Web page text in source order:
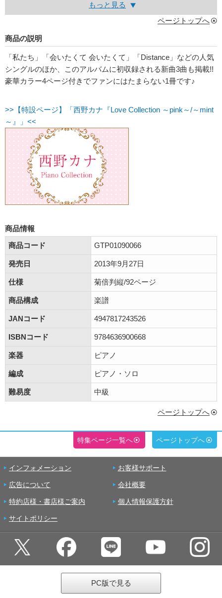
もっと見る
ページトップへ
商品の説明
「私たち」「会いたくて 会いたくて」「Distance」などの人気
シングルのほか、このアルバムに初収録される新曲3曲も掲載!!
豪華カラー4ページ付きでファンにはたまらない1冊です♪
>>【特設ページ】「西野カナ『Love Collection ～pink～/～mint
～』」<<
商品情報
商品コード
GTP01090066
発売日 2013年9月27日
仕様 菊倍判縦/92ページ
商品構成 楽譜
JANコード 4947817243526
ISBNコード 9784636900668
楽器 ピアノ
編成 ピアノ・ソロ
難易度 中級
ページトップへ
特集ページ一覧へ ページトップへ
インフォメーション お客様サポート
広告について 会社概要
特約店様・書店様ご案内 個人情報保護方針
サイトポリシー
PC版で見る